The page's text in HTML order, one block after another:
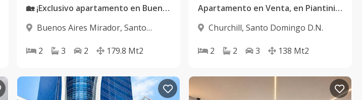
🏡 ¡Exclusivo apartamento en Buenos Aires del Mirador Sur!
Buenos Aires Mirador, Santo
2
3 2 179.8 Mt2
Apartamento en Venta, en Piantini – World Trade Center, BlueMall
Churchill, Santo Domingo D.N.
2 2 3 138 Mt2